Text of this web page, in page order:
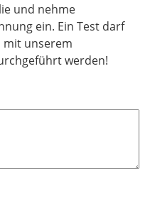
und nehme
ein. Ein Test darf
mit unserem
werden!